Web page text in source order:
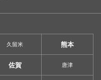
久留米 熊本
佐賀 唐津